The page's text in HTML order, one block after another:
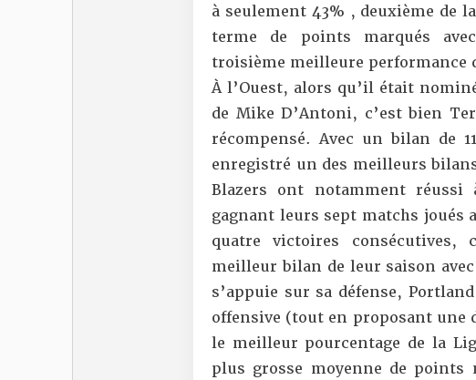
à seulement 43% , deuxième de
terme de points marqués
troisième meilleure performance
À l’Ouest, alors qu’il était
de Mike D’Antoni, c’est bien
récompensé. Avec un bilan de
enregistré un des meilleurs
Blazers ont notamment
gagnant leurs sept matchs
quatre victoires
meilleur bilan de leur saison
s’appuie sur sa défense,
offensive (tout en proposant une
le meilleur pourcentage de la
plus grosse moyenne de points